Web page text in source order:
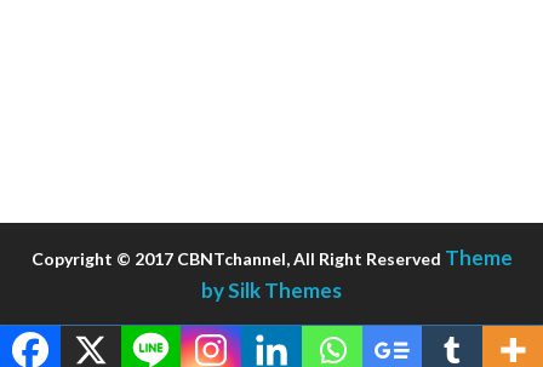
Copyright © 2017 CBNTchannel, All Right Reserved Theme
by Silk Themes